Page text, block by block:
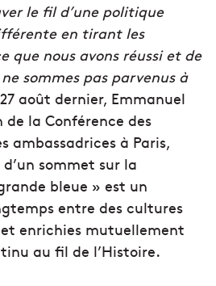
le fil d’une politique
en tirant les
que nous avons réussi et de
sommes pas parvenus à
août dernier, Emmanuel
de la Conférence des
ambassadrices à Paris,
sommet sur la
bleue » est un
entre des cultures
enrichies mutuellement
au fil de l’Histoire.